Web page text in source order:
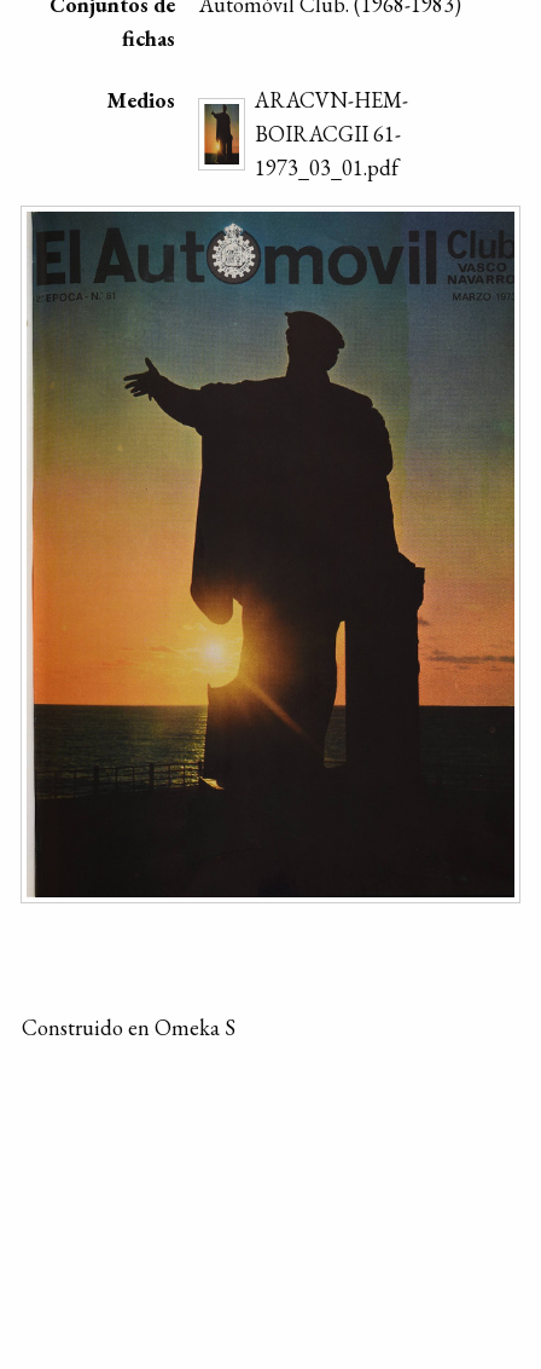
fichas
Medios
ARACVN-HEM-
BOIRACGII 61-
1973_03_01.pdf
Construido en Omeka S